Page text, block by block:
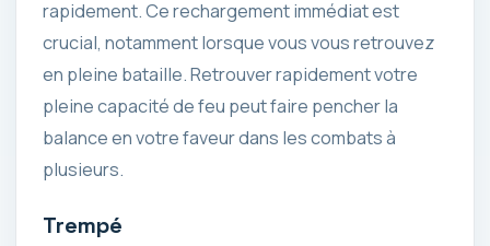
rapidement. Ce rechargement immédiat est
crucial, notamment lorsque vous vous retrouvez
en pleine bataille. Retrouver rapidement votre
pleine capacité de feu peut faire pencher la
balance en votre faveur dans les combats à
plusieurs.
Trempé